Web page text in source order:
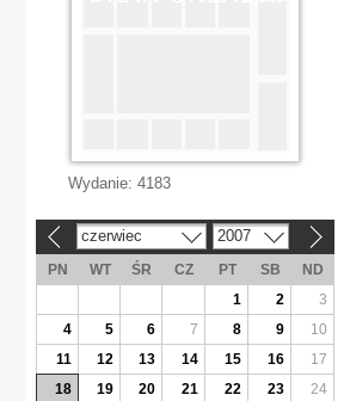
Wydanie: 4183
czerwiec 2007
PN WT ŚR CZ PT SB
ND
1
2
3
4
5 6 7 8 9
10
11
12 13 14 15 16
17
18
19 20 21 22 23
24